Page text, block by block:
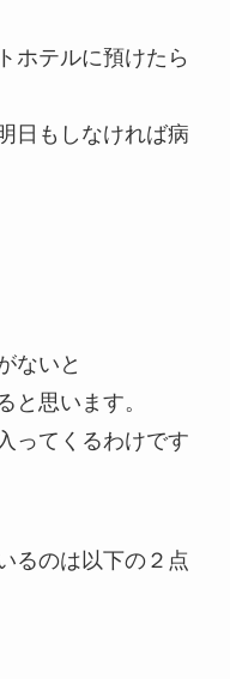
ホテルに預けたら
日もしなければ病
ないと
と思います。
ってくるわけです
るのは以下の２点